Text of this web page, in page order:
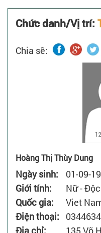
Bạn cần xin việc làm
Dành cho ứng
Chức danh/Vị trí:
Chia sẽ:
Hoàng Thị Thùy Dung
Ngày sinh:
01-09-
Giới tính:
Nữ-
Quốc gia:
Viet
Điện thoại:
Địa chỉ:
135 Võ